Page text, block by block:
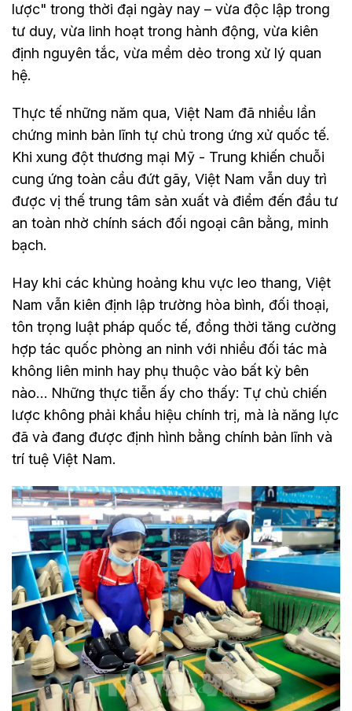
lược" trong thời đại ngày nay – vừa độc lập trong
tư duy, vừa linh hoạt trong hành động, vừa kiên
định nguyên tắc, vừa mềm dẻo trong xử lý quan
hệ.
Thực tế những năm qua, Việt Nam đã nhiều lần
chứng minh bản lĩnh tự chủ trong ứng xử quốc tế.
Khi xung đột thương mại Mỹ - Trung khiến chuỗi
cung ứng toàn cầu đứt gãy, Việt Nam vẫn duy trì
được vị thế trung tâm sản xuất và điểm đến đầu tư
an toàn nhờ chính sách đối ngoại cân bằng, minh
bạch.
Hay khi các khủng hoảng khu vực leo thang, Việt
Nam vẫn kiên định lập trường hòa bình, đối thoại,
tôn trọng luật pháp quốc tế, đồng thời tăng cường
hợp tác quốc phòng an ninh với nhiều đối tác mà
không liên minh hay phụ thuộc vào bất kỳ bên
nào… Những thực tiễn ấy cho thấy: Tự chủ chiến
lược không phải khẩu hiệu chính trị, mà là năng lực
đã và đang được định hình bằng chính bản lĩnh và
trí tuệ Việt Nam.